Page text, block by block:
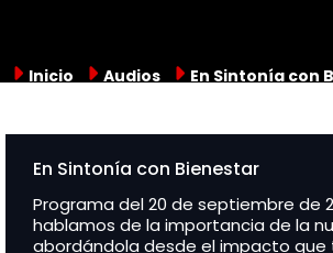
Inicio Audios En Sintonía con
En Sintonía con Bienestar
Programa del 20 de septiembre de
hablamos de la importancia de la
abordándola desde el impacto que